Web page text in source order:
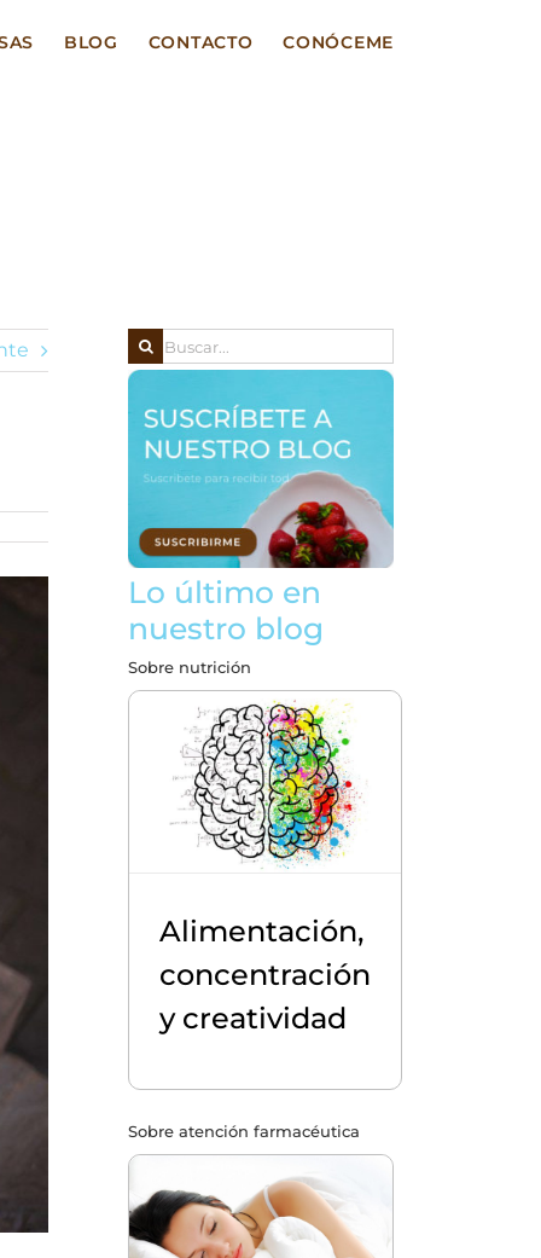
BLOG CONTACTO CONÓCEME
Buscar:
Lo último en
nuestro blog
Sobre nutrición
Alimentación,
concentración
y creatividad
Sobre atención farmacéutica